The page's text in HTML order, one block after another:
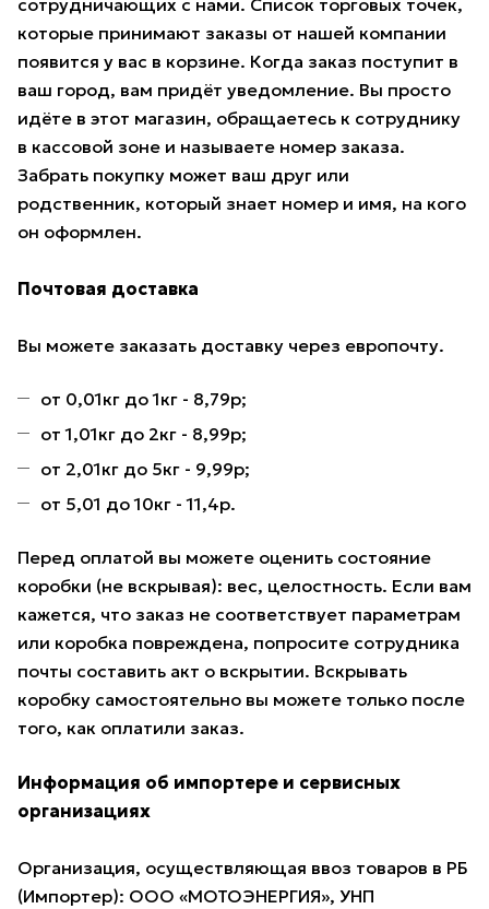
сотрудничающих с нами. Список торговых точек,
которые принимают заказы от нашей компании
появится у вас в корзине. Когда заказ поступит в
ваш город, вам придёт уведомление. Вы просто
идёте в этот магазин, обращаетесь к сотруднику
в кассовой зоне и называете номер заказа.
Забрать покупку может ваш друг или
родственник, который знает номер и имя, на кого
он оформлен.
Почтовая доставка
Вы можете заказать доставку через европочту.
от 0,01кг до 1кг - 8,79р;
от 1,01кг до 2кг - 8,99р;
от 2,01кг до 5кг - 9,99р;
от 5,01 до 10кг - 11,4р.
Перед оплатой вы можете оценить состояние
коробки (не вскрывая): вес, целостность. Если вам
кажется, что заказ не соответствует параметрам
или коробка повреждена, попросите сотрудника
почты составить акт о вскрытии. Вскрывать
коробку самостоятельно вы можете только после
того, как оплатили заказ.
Информация об импортере и сервисных
организациях
Организация, осуществляющая ввоз товаров в РБ
(Импортер): ООО «МОТОЭНЕРГИЯ», УНП